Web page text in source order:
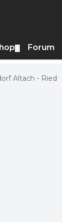
Forum
Altach - Ried